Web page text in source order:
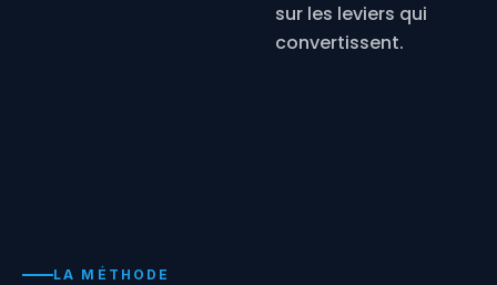
sur les leviers qui
convertissent.
LA MÉTHODE